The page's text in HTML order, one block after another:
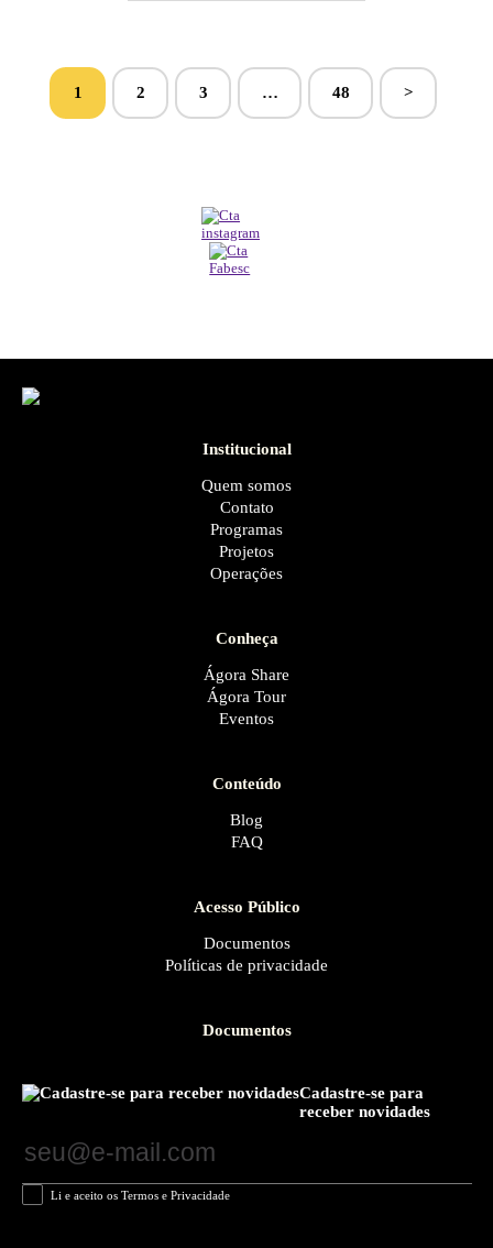
1 2 3 … 48 >
Institucional
Quem somos
Contato
Programas
Projetos
Operações
Conheça
Ágora Share
Ágora Tour
Eventos
Conteúdo
Blog
FAQ
Acesso Público
Documentos
Políticas de privacidade
Documentos
Cadastre-se para
receber novidades
Li e aceito os Termos e Privacidade